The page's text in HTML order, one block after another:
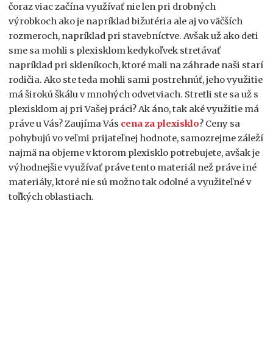
čoraz viac začína využívať nie len pri drobných
výrobkoch ako je napríklad bižutéria ale aj vo väčších
rozmeroch, napríklad pri stavebníctve. Avšak už ako deti
sme sa mohli s plexisklom kedykoľvek stretávať
napríklad pri skleníkoch, ktoré mali na záhrade naši starí
rodičia. Ako ste teda mohli sami postrehnúť, jeho využitie
má širokú škálu v mnohých odvetviach. Stretli ste sa už s
plexisklom aj pri Vašej práci? Ak áno, tak aké využitie má
práve u Vás? Zaujíma Vás cena za plexisklo? Ceny sa
pohybujú vo veľmi prijateľnej hodnote, samozrejme záleží
najmä na objeme v ktorom plexisklo potrebujete, avšak je
výhodnejšie využívať práve tento materiál než práve iné
materiály, ktoré nie sú možno tak odolné a využiteľné v
toľkých oblastiach.